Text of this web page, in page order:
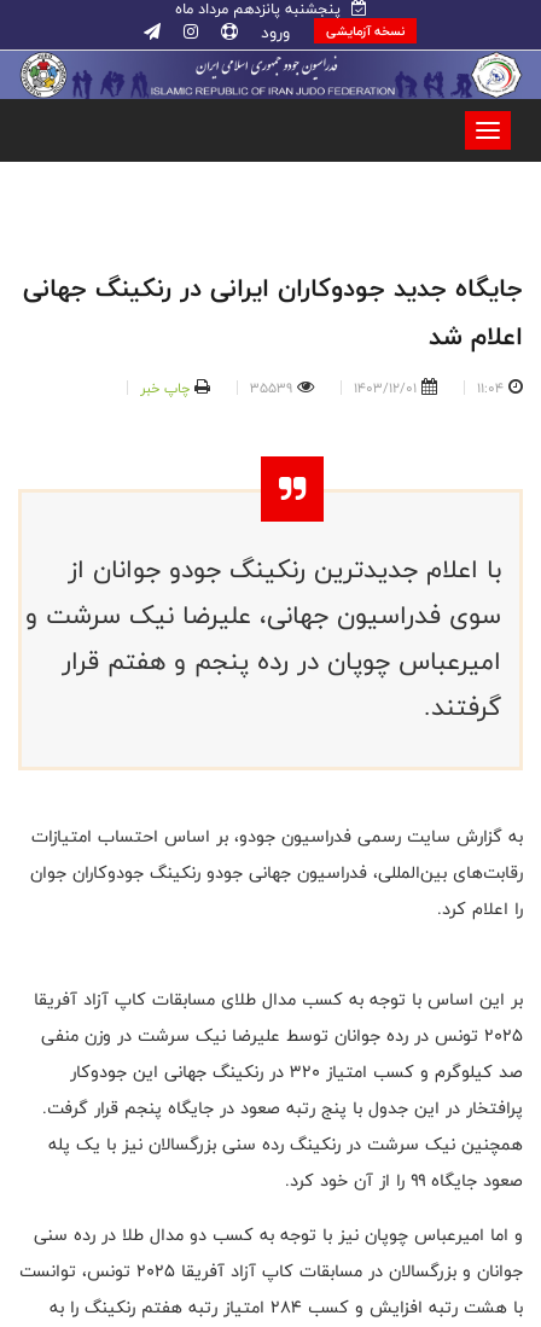
پنجشنبه پانزدهم مرداد ماه
نسخه آزمایشی ورود
جایگاه جدید جودوکاران ایرانی در رنکینگ جهانی
اعلام شد
11:04
1403/12/01
35539 چاپ خبر
با اعلام جدیدترین رنکینگ جودو جوانان از
سوی فدراسیون جهانی، علیرضا نیک سرشت و
امیرعباس چوپان در رده پنجم و هفتم قرار
گرفتند.
به گزارش سایت رسمی فدراسیون جودو، بر اساس احتساب امتیازات
رقابت‌های بین‌المللی، فدراسیون جهانی جودو رنکینگ جودوکاران جوان
را اعلام کرد.
بر این اساس با توجه به کسب‌ مدال طلای مسابقات کاپ آزاد آفریقا
۲۰۲۵ تونس در رده جوانان توسط علیرضا نیک سرشت در وزن منفی
صد کیلوگرم و کسب امتیاز ۳۲۰ در رنکینگ جهانی این جودوکار
پرافتخار در این جدول با پنج رتبه صعود در جایگاه پنجم قرار گرفت.
همچنین نیک سرشت در رنکینگ رده سنی بزرگسالان نیز با یک پله
صعود جایگاه ۹۹ را از آن خود کرد.
و اما امیرعباس چوپان نیز با توجه به کسب دو مدال طلا در رده سنی
جوانان و بزرگسالان در مسابقات کاپ آزاد آفریقا ۲۰۲۵ تونس، توانست
با هشت رتبه افزایش و کسب ۲۸۴ امتیاز رتبه هفتم رنکینگ را به